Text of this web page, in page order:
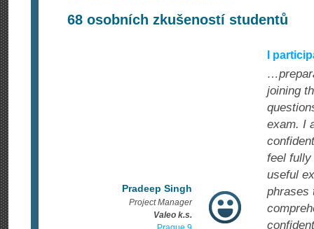
68 osobních zkušeností studentů
Pradeep Singh
Project Manager
Valeo k.s.
I
joining
exam. I
feel fully
useful
phrases